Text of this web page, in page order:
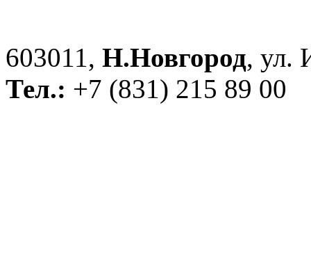
603011, Н.Новгород, ул.
Тел.: +7 (831) 215 89 00